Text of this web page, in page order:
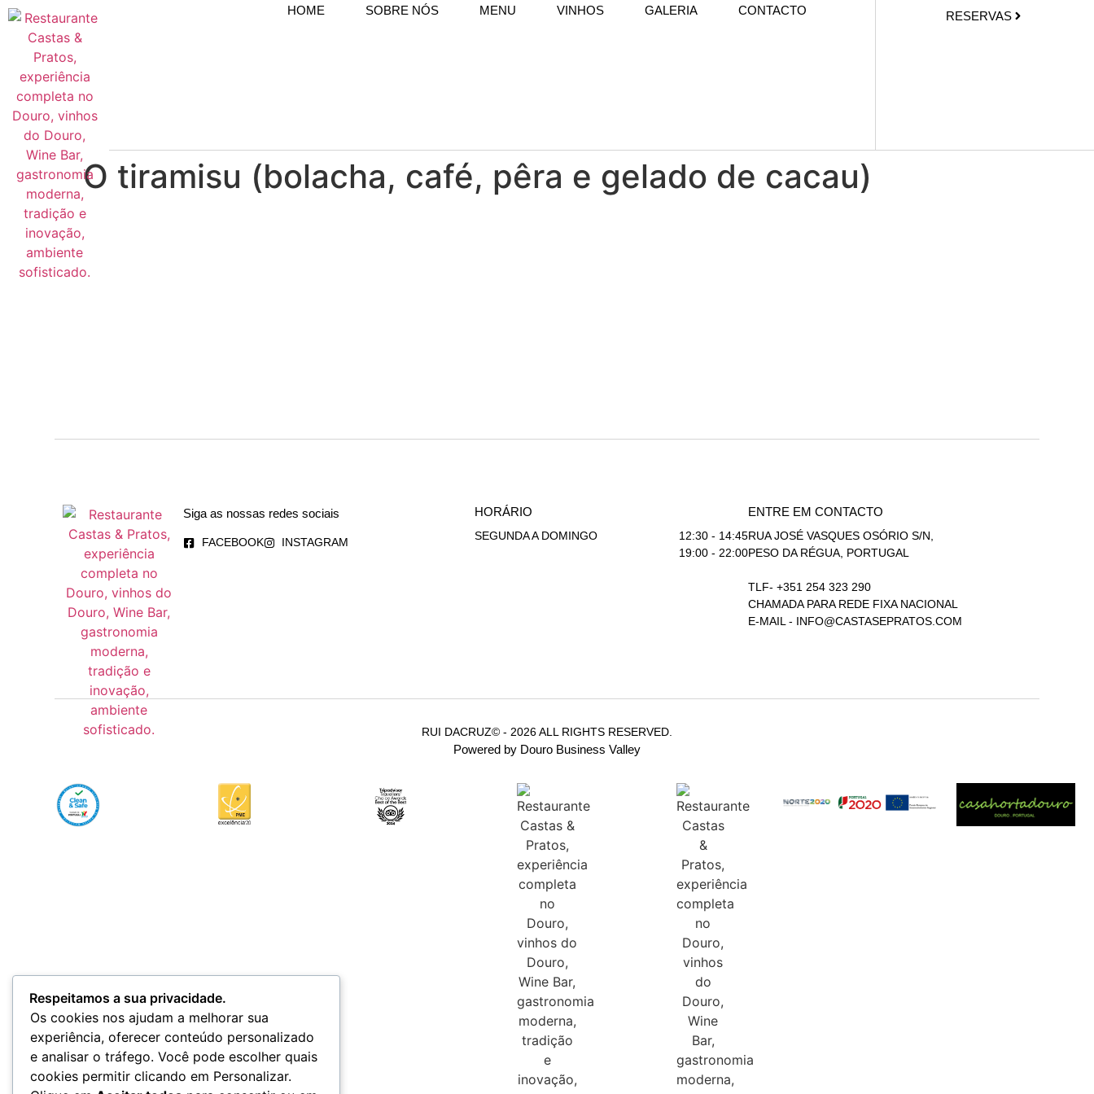
HOME SOBRE NÓS MENU VINHOS GALERIA CONTACTO RESERVAS
O tiramisu (bolacha, café, pêra e gelado de cacau)
Siga as nossas redes sociais
FACEBOOK INSTAGRAM
HORÁRIO
SEGUNDA A DOMINGO
12:30 - 14:45
19:00 - 22:00
ENTRE EM CONTACTO
RUA JOSÉ VASQUES OSÓRIO S/N,
PESO DA RÉGUA, PORTUGAL
TLF- +351 254 323 290
CHAMADA PARA REDE FIXA NACIONAL
E-MAIL - INFO@CASTASEPRATOS.COM
RUI DACRUZ© - 2026 ALL RIGHTS RESERVED.
Powered by Douro Business Valley
Respeitamos a sua privacidade.
Os cookies nos ajudam a melhorar sua
experiência, oferecer conteúdo personalizado
e analisar o tráfego. Você pode escolher quais
cookies permitir clicando em Personalizar.